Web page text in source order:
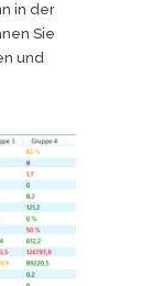
in der
Sie
und